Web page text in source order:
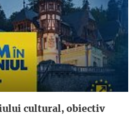
cultural, obiectiv